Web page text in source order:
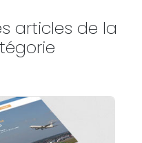
articles de la